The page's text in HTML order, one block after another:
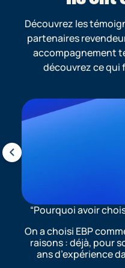
Découvrez les
partenaires
accompagnement
découvrez ce
Pourquoi avoir
On a choisi EBP
raisons : déjà, pour
ans d’expérience